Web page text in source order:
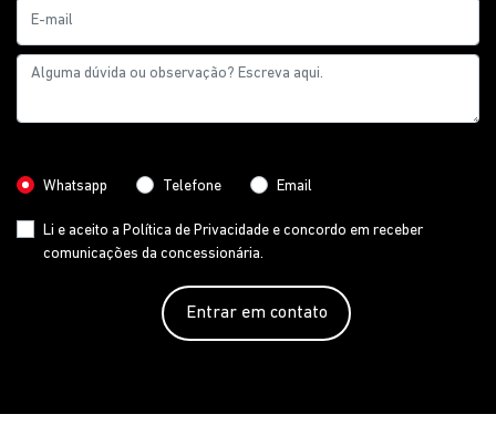
Whatsapp Telefone Email
Li e aceito a Política de Privacidade e concordo em receber
comunicações da concessionária.
Entrar em contato